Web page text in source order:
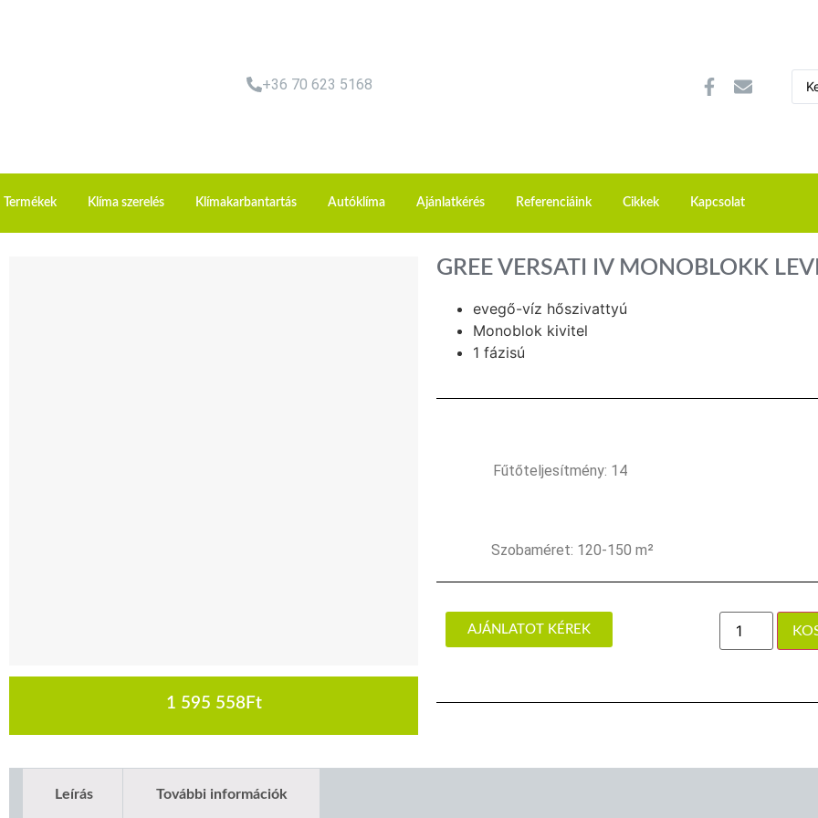
+36 70 623 5168
Termékek Klíma szerelés Klímakarbantartás Autóklíma Ajánlatkérés Referenciáink Cikkek Kapcsolat
1 595 558Ft
GREE VERSATI IV MONOBLOKK
evegő-víz hőszivattyú
Monoblok kivitel
1 fázisú
Fűtőteljesítmény: 14
Szobaméret: 120-150 m²
AJÁNLATOT KÉREK
Leírás További információk